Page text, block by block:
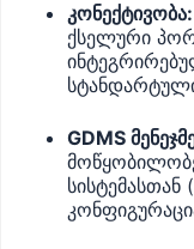
კონექტივობა:
ქსელური
GDMS